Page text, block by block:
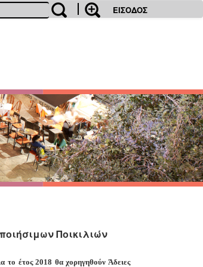
ΕΙΣΟΔΟΣ
Ποικιλιών
το έτος 2018 θα χορηγηθούν Άδειες